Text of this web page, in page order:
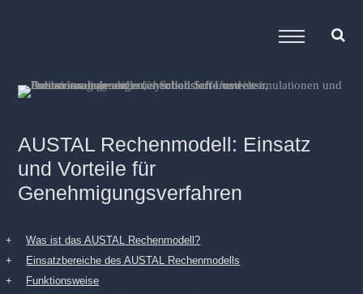
AUSTAL Rechenmodell: Einsatz
und Vorteile für
Genehmigungsverfahren
Was ist das AUSTAL Rechenmodell?
Einsatzbereiche des AUSTAL Rechenmodells
Funktionsweise